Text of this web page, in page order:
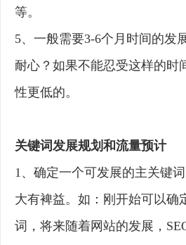
等。
5、一般需要3-6个月时间的发
耐心？如果不能忍受这样的时
性更低的。
关键词发展规划和流量预计
1、确定一个可发展的主关键
大有裨益。如：刚开始可以确
词，将来随着网站的发展，